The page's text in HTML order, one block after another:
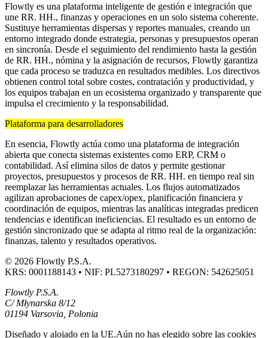
Flowtly es una plataforma inteligente de gestión e integración que
une RR. HH., finanzas y operaciones en un solo sistema coherente.
Sustituye herramientas dispersas y reportes manuales, creando un
entorno integrado donde estrategia, personas y presupuestos operan
en sincronía. Desde el seguimiento del rendimiento hasta la gestión
de RR. HH., nómina y la asignación de recursos, Flowtly garantiza
que cada proceso se traduzca en resultados medibles. Los directivos
obtienen control total sobre costes, contratación y productividad, y
los equipos trabajan en un ecosistema organizado y transparente que
impulsa el crecimiento y la responsabilidad.
Plataforma para desarrolladores
En esencia, Flowtly actúa como una plataforma de integración
abierta que conecta sistemas existentes como ERP, CRM o
contabilidad. Así elimina silos de datos y permite gestionar
proyectos, presupuestos y procesos de RR. HH. en tiempo real sin
reemplazar las herramientas actuales. Los flujos automatizados
agilizan aprobaciones de capex/opex, planificación financiera y
coordinación de equipos, mientras las analíticas integradas predicen
tendencias e identifican ineficiencias. El resultado es un entorno de
gestión sincronizado que se adapta al ritmo real de la organización:
finanzas, talento y resultados operativos.
© 2026 Flowtly P.S.A.
KRS: 0001188143 • NIF: PL5273180297 • REGON: 542625051
Flowtly P.S.A.
C/ Młynarska 8/12
01194 Varsovia, Polonia
Diseñado y alojado en la UE.Aún no has elegido sobre las cookies